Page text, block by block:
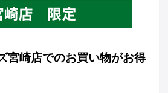
宮崎店でのお買い物がお得